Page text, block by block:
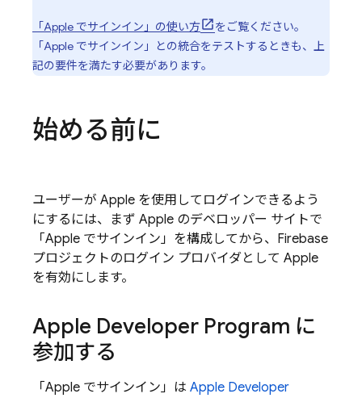
「Apple でサインイン」の使い方
をご覧ください。
「Apple でサインイン」との統合をテストするときも、上
記の要件を満たす必要があります。
始める前に
ユーザーが Apple を使用してログインできるよう
にするには、まず Apple のデベロッパー サイトで
「Apple でサインイン」を構成してから、Firebase
プロジェクトのログイン プロバイダとして Apple
を有効にします。
Apple Developer Program に
参加する
「Apple でサインイン」は Apple Developer